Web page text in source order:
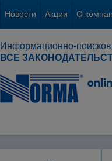
Новости Акции О
Информационно-
ВСЕ